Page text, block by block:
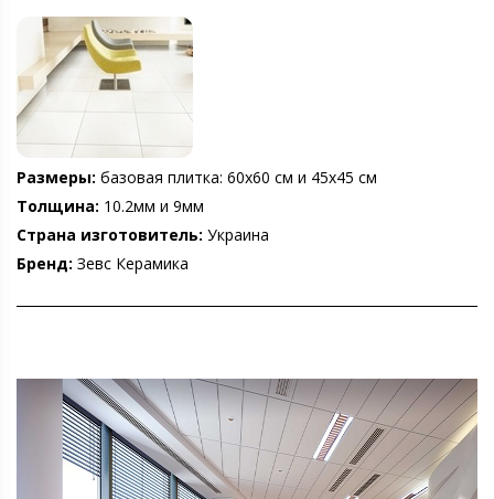
Размеры: базовая плитка: 60х60 см и 45х45 см
Толщина: 10.2мм и 9мм
Страна изготовитель: Украина
Бренд: Зевс Керамика